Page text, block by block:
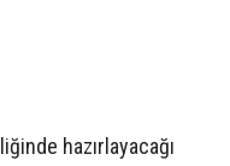
hazırlayacağı